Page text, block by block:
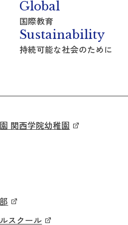
Global
国際教育
Sustainability
持続可能な社会のために
関西学院幼稚園
スクール